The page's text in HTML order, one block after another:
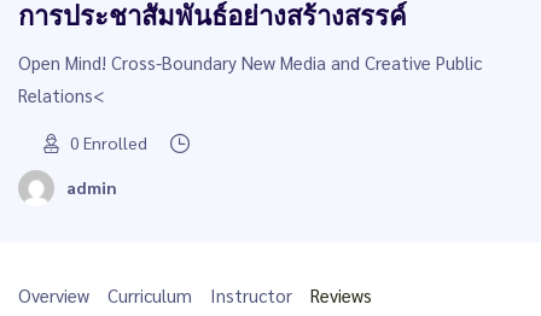
การประชาสัมพันธ์อย่างสร้างสรรค์
Open Mind! Cross-Boundary New Media and Creative Public
Relations<
0 Enrolled
admin
Overview Curriculum Instructor Reviews